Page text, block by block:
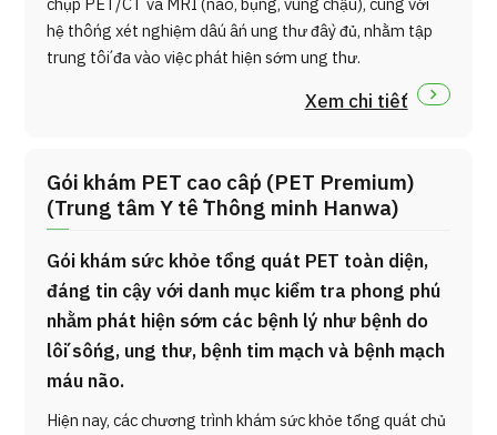
chụp PET/CT và MRI (não, bụng, vùng chậu), cùng với
hệ thống xét nghiệm dấu ấn ung thư đầy đủ, nhằm tập
trung tối đa vào việc phát hiện sớm ung thư.
Xem chi tiết
Gói khám PET cao cấp (PET Premium)
(Trung tâm Y tế Thông minh Hanwa)
Gói khám sức khỏe tổng quát PET toàn diện,
đáng tin cậy với danh mục kiểm tra phong phú
nhằm phát hiện sớm các bệnh lý như bệnh do
lối sống, ung thư, bệnh tim mạch và bệnh mạch
máu não.
Hiện nay, các chương trình khám sức khỏe tổng quát chủ